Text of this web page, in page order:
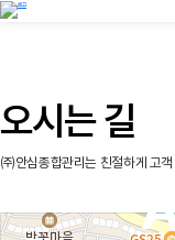
오시는 길
㈜안심종합관리는 친절하게 고